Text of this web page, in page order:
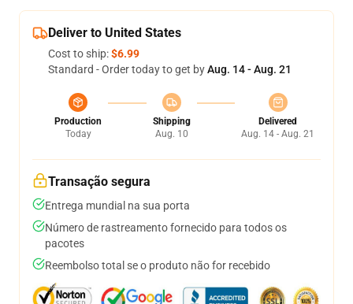
Deliver to United States
Cost to ship:$6.99
Standard - Order today to get byAug. 14 - Aug. 21
Production
Today
Shipping
Aug. 10
Delivered
Aug. 14 - Aug. 21
Transação segura
Entrega mundial na sua porta
Número de rastreamento fornecido para todos os
pacotes
Reembolso total se o produto não for recebido